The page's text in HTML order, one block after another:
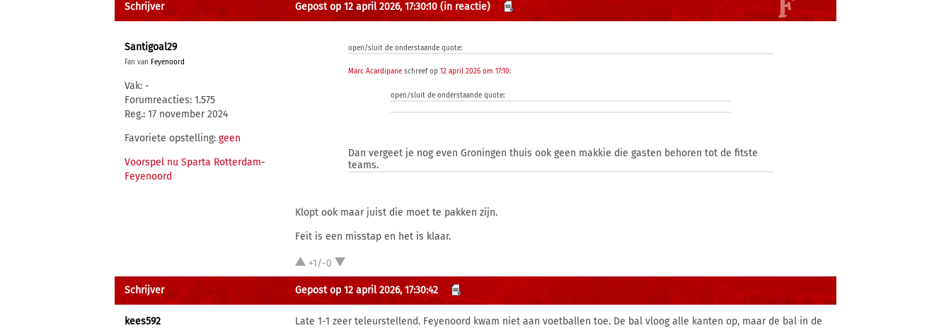
Schrijver Gepost op 12 april 2026, 17:30:10 (in reactie)
Santigoal29
Fan van Feyenoord
Vak: -
Forumreacties: 1.575
Reg.: 17 november 2024
Favoriete opstelling: geen
Voorspel nu Sparta Rotterdam-
Feyenoord
open/sluit de onderstaande quote:
Marc Acardipane schreef op12 april 2026 om 17:10:
open/sluit de onderstaande quote:
Dan vergeet je nog even Groningen thuis ook geen makkie die gasten behoren tot de fitste
teams.
Klopt ook maar juist die moet te pakken zijn.
Feit is een misstap en het is klaar.
+1/-0
Schrijver Gepost op 12 april 2026, 17:30:42
kees592
Late 1-1 zeer teleurstellend. Feyenoord kwam niet aan voetballen toe. De bal vloog alle kanten op, maar de bal in de